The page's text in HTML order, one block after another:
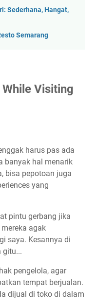
Sederhana, Hangat,
Semarang
Visiting
harus pas ada
banyak hal menarik
bisa pepotoan juga
yang
pintu gerbang jika
agak
saya. Kesannya di
gitu...
pengelola, agar
tempat berjualan.
dijual di toko di dalam